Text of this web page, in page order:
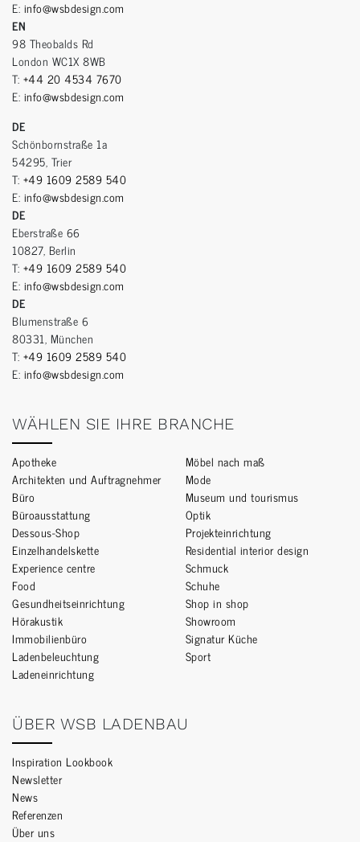
E: info@wsbdesign.com
EN
98 Theobalds Rd
London WC1X 8WB
T: +44 20 4534 7670
E: info@wsbdesign.com
DE
Schönbornstraße 1a
54295, Trier
T: +49 1609 2589 540
E: info@wsbdesign.com
DE
Eberstraße 66
10827, Berlin
T: +49 1609 2589 540
E: info@wsbdesign.com
DE
Blumenstraße 6
80331, München
T: +49 1609 2589 540
E: info@wsbdesign.com
WÄHLEN SIE IHRE BRANCHE
Apotheke
Architekten und Auftragnehmer
Büro
Büroausstattung
Dessous-Shop
Einzelhandelskette
Experience centre
Food
Gesundheitseinrichtung
Hörakustik
Immobilienbüro
Ladenbeleuchtung
Ladeneinrichtung
Möbel nach maß
Mode
Museum und tourismus
Optik
Projekteinrichtung
Residential interior design
Schmuck
Schuhe
Shop in shop
Showroom
Signatur Küche
Sport
ÜBER WSB LADENBAU
Inspiration Lookbook
Newsletter
News
Referenzen
Über uns